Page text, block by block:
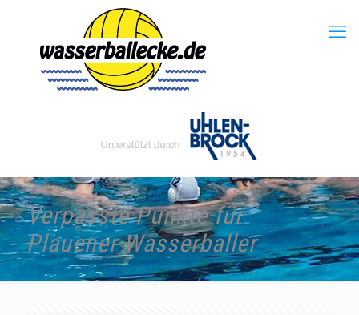
Verpasste Punkte für
Plauener Wasserballer